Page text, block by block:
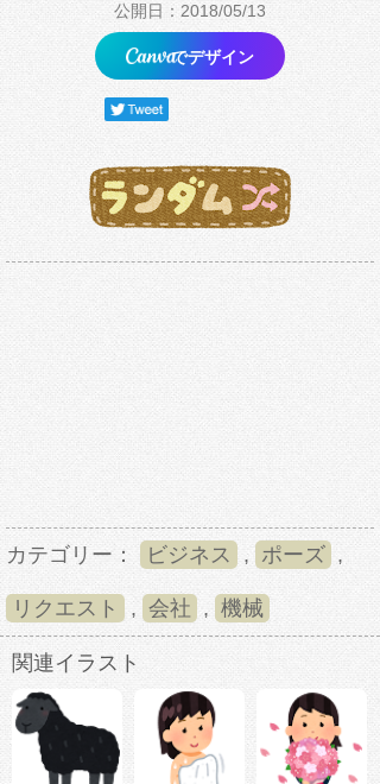
公開日：2018/05/13
でデザイン
カテゴリー： ビジネス , ポーズ ,
リクエスト , 会社 , 機械
関連イラスト